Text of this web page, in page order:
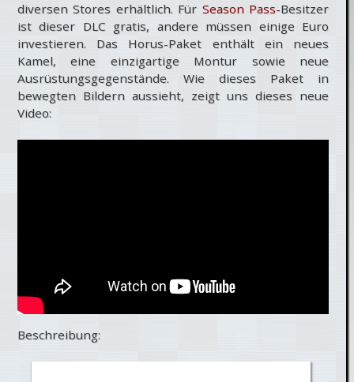
diversen Stores erhältlich. Für Season Pass-Besitzer
ist dieser DLC gratis, andere müssen einige Euro
investieren. Das Horus-Paket enthält ein neues
Kamel, eine einzigartige Montur sowie neue
Ausrüstungsgegenstände. Wie dieses Paket in
bewegten Bildern aussieht, zeigt uns dieses neue
Video:
Beschreibung: